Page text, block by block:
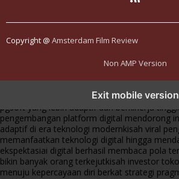
Copyright @ Amsterdam Film Review
Non AMP Version
Exit mobile version
menghadirkan inovasi berkualitasai digital
pgsoft yang lebih adaptif dan berkinerja tinggi
pengembangan platform digital mendorong
adaptif di era teknologi modernkisah viral
memanfaatkan teknologi digital hingga
ekspektasiai digital berhasil membaca pola
bikin banyak orang terkejutkisah investor
menuju kepercayaan diri berkat strategi